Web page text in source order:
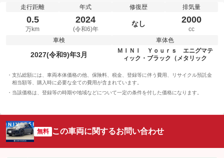
走行距離
0.5
万km
年式
2024
(令和6)年
修復歴
なし
排気量
2000
cc
車検
2027(令和9)年3月
車体色
ＭＩＮＩ Ｙｏｕｒｓ エニグマテ
ィック・ブラック（メタリック
支払総額には、車両本体価格の他、保険料、税金、登録等に伴う費用、リサイクル預託金
相当額等、購入時に必要な全ての費用が含まれています。
当該価格は、登録等の時期や地域などについて一定の条件を付した価格になります。
無料 この車両に関するお問い合わせ